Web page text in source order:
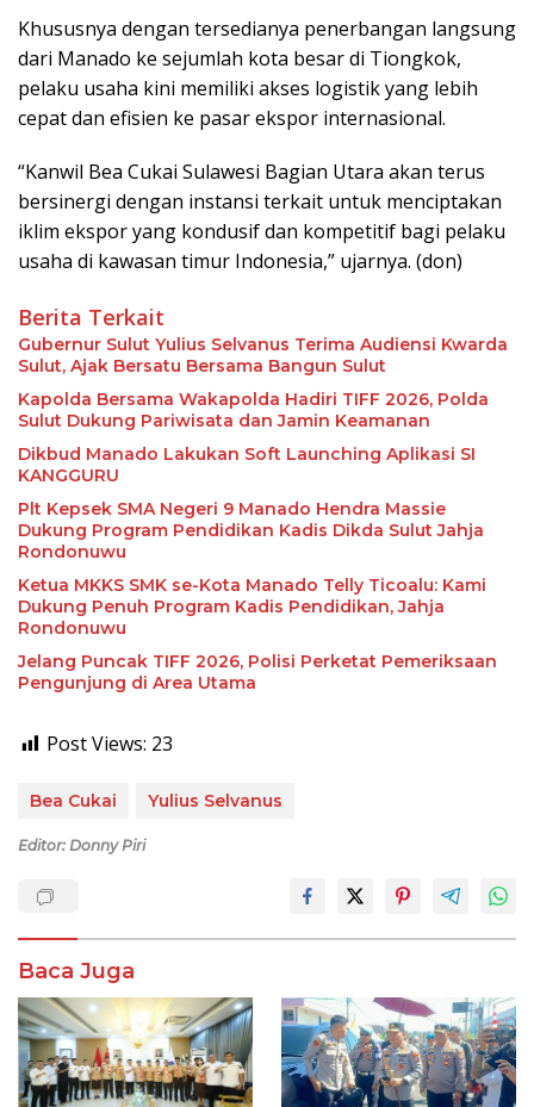
Khususnya dengan tersedianya penerbangan langsung
dari Manado ke sejumlah kota besar di Tiongkok,
pelaku usaha kini memiliki akses logistik yang lebih
cepat dan efisien ke pasar ekspor internasional.
“Kanwil Bea Cukai Sulawesi Bagian Utara akan terus
bersinergi dengan instansi terkait untuk menciptakan
iklim ekspor yang kondusif dan kompetitif bagi pelaku
usaha di kawasan timur Indonesia,” ujarnya. (don)
Berita Terkait
Gubernur Sulut Yulius Selvanus Terima Audiensi Kwarda
Sulut, Ajak Bersatu Bersama Bangun Sulut
Kapolda Bersama Wakapolda Hadiri TIFF 2026, Polda
Sulut Dukung Pariwisata dan Jamin Keamanan
Dikbud Manado Lakukan Soft Launching Aplikasi SI
KANGGURU
Plt Kepsek SMA Negeri 9 Manado Hendra Massie
Dukung Program Pendidikan Kadis Dikda Sulut Jahja
Rondonuwu
Ketua MKKS SMK se-Kota Manado Telly Ticoalu: Kami
Dukung Penuh Program Kadis Pendidikan, Jahja
Rondonuwu
Jelang Puncak TIFF 2026, Polisi Perketat Pemeriksaan
Pengunjung di Area Utama
Post Views: 23
Bea Cukai Yulius Selvanus
Editor: Donny Piri
Baca Juga